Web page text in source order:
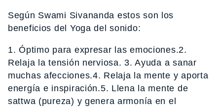
Según Swami Sivananda estos son los
beneficios del Yoga del sonido:
1. Óptimo para expresar las emociones.2.
Relaja la tensión nerviosa. 3. Ayuda a sanar
muchas afecciones.4. Relaja la mente y aporta
energía e inspiración.5. Llena la mente de
sattwa (pureza) y genera armonía en el